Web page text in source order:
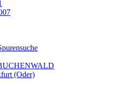
(Oder)